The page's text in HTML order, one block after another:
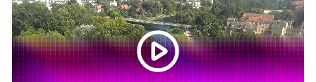
Wózki na Machu Picchu
16:30
Wielkopolska na Weekend
16:55
Wspólnie dla bezpieczeństwa Gminy Krajenka
17:00